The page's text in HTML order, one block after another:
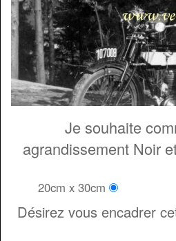
Je souhaite
agrandissement Noir
20cm x 30cm
Désirez vous encadrer